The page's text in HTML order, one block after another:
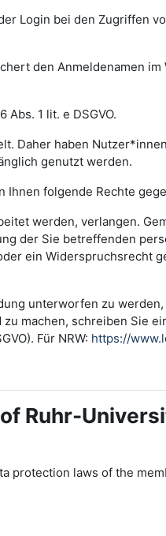
Login bei den Zugriffen
den Anmeldenamen
1 lit. e DSGVO.
Daher haben
genutzt werden.
Ihnen folgende Rechte
werden, verlangen.
der Sie betreffenden
ein Widerspruchsrecht
unterworfen zu
machen, schreiben Sie
Für NRW: https://
Ruhr-
protection laws of the